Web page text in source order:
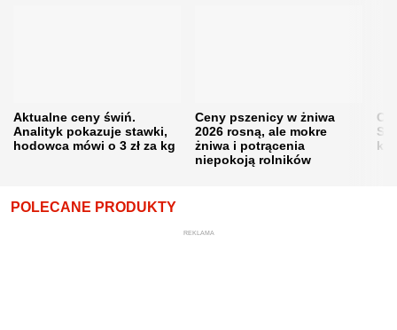
Aktualne ceny świń.
Analityk pokazuje stawki,
hodowca mówi o 3 zł za kg
Ceny pszenicy w żniwa
2026 rosną, ale mokre
żniwa i potrącenia
niepokoją rolników
POLECANE PRODUKTY
REKLAMA